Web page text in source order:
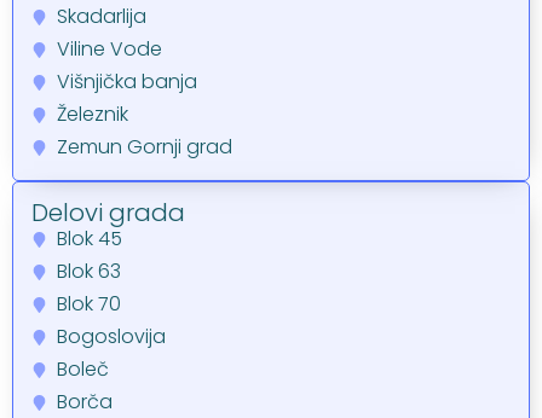
Skadarlija
Viline Vode
Višnjička banja
Železnik
Zemun Gornji grad
Delovi grada
Blok 45
Blok 63
Blok 70
Bogoslovija
Boleč
Borča